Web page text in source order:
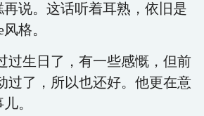
再说。这话听着耳熟，依旧是
格。
过生日了，有一些感慨，但前
过了，所以也还好。他更在意
。